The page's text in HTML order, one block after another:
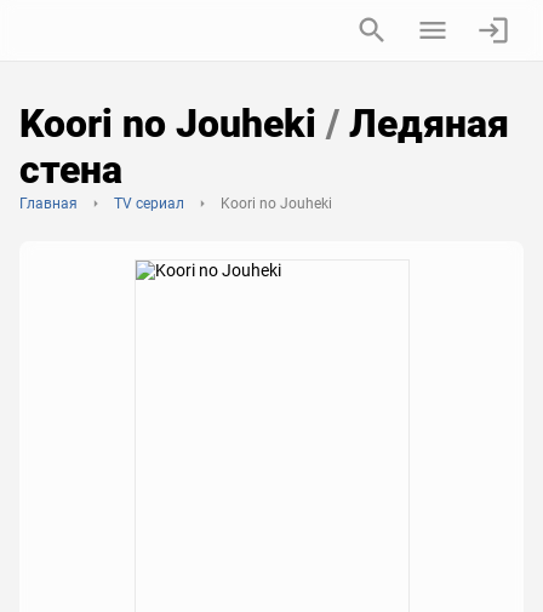
Koori no Jouheki / Ледяная
стена
Главная TV сериал Koori no Jouheki